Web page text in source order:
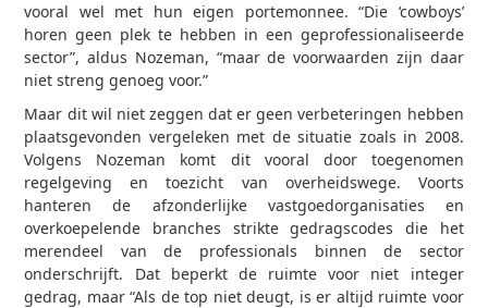
vooral wel met hun eigen portemonnee. “Die ‘cowboys’
horen geen plek te hebben in een geprofessionaliseerde
sector”, aldus Nozeman, “maar de voorwaarden zijn daar
niet streng genoeg voor.”
Maar dit wil niet zeggen dat er geen verbeteringen hebben
plaatsgevonden vergeleken met de situatie zoals in 2008.
Volgens Nozeman komt dit vooral door toegenomen
regelgeving en toezicht van overheidswege. Voorts
hanteren de afzonderlijke vastgoedorganisaties en
overkoepelende branches strikte gedragscodes die het
merendeel van de professionals binnen de sector
onderschrijft. Dat beperkt de ruimte voor niet integer
gedrag, maar “Als de top niet deugt, is er altijd ruimte voor